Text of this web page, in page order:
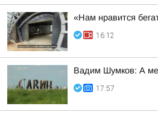
«Нам нравится
16:12
Вадим Шумков: А
17:57